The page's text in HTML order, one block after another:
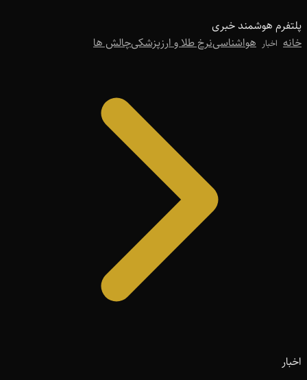
پلتفرم هوشمند خبری
خانه اخبار هواشناسینرخ طلا و ارزپزشکیچالش ها
اخبار